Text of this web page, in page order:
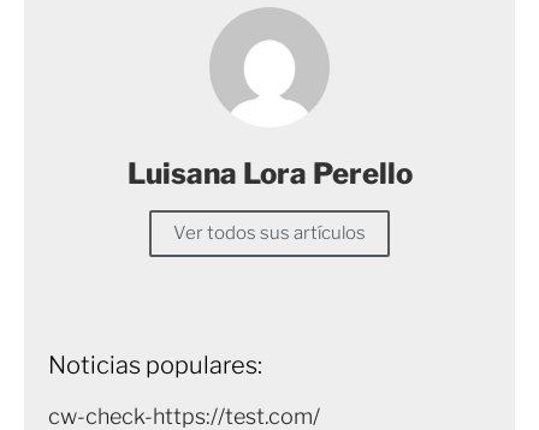
Luisana Lora Perello
Ver todos sus artículos
Noticias populares:
cw-check-https://test.com/